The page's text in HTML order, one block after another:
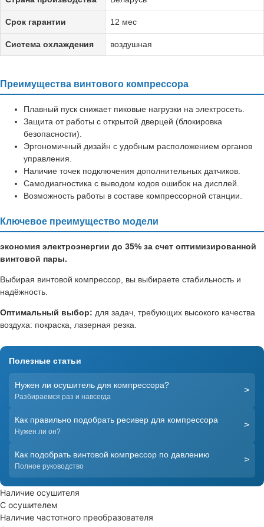
Срок гарантии 12 мес
Система охлаждения воздушная
Преимущества винтового компрессора
Плавный пуск снижает пиковые нагрузки на электросеть.
Защита от работы с открытой дверцей (блокировка
безопасности).
Эргономичный дизайн с удобным расположением органов
управления.
Наличие точек подключения дополнительных датчиков.
Самодиагностика с выводом кодов ошибок на дисплей.
Возможность работы в составе компрессорной станции.
Ключевое преимущество модели
экономия электроэнергии до 35% за счет оптимизированной
винтовой пары.
Выбирая винтовой компрессор, вы выбираете стабильность и
надёжность.
Оптимальный выбор: для задач, требующих высокого качества
воздуха: покраска, лазерная резка.
Полезные статьи
Нужен ли осушитель для компрессора?
Разбираемся раз и навсегда
>
Как правильно подобрать ресивер для компрессора
Нужен ли он?
>
Как подобрать винтовой компрессор по давлению
Полное руководство
>
Наличие осушителя
С осушителем
Наличие частотного преобразователя